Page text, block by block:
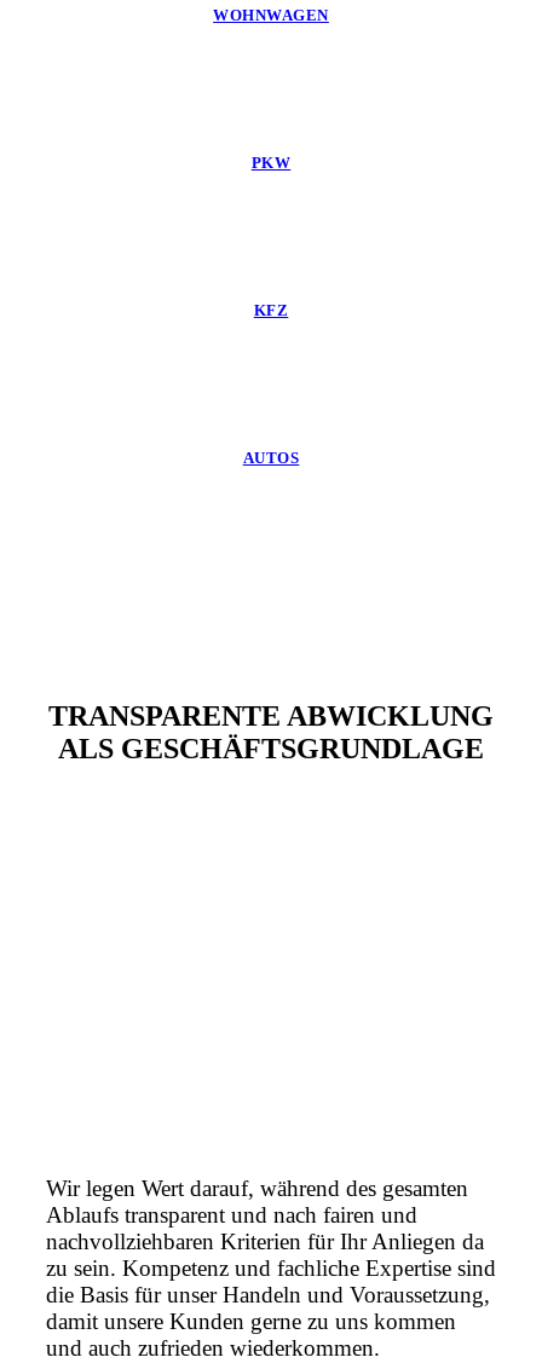
WOHNWAGEN
PKW
KFZ
AUTOS
TRANSPARENTE ABWICKLUNG
ALS GESCHÄFTSGRUNDLAGE
Wir legen Wert darauf, während des gesamten
Ablaufs transparent und nach fairen und
nachvollziehbaren Kriterien für Ihr Anliegen da
zu sein. Kompetenz und fachliche Expertise sind
die Basis für unser Handeln und Voraussetzung,
damit unsere Kunden gerne zu uns kommen
und auch zufrieden wiederkommen.